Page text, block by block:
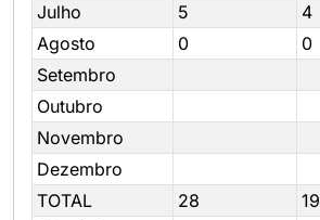
Julho
5 4
Agosto
0 0
Setembro
Outubro
Novembro
Dezembro
TOTAL
28 19